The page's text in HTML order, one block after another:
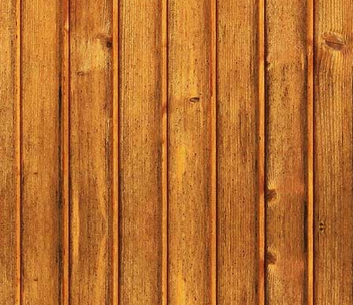
20.40:
21.05:
21.20:
21.50:de
22.15:de
22.45:
23.15:
Pauze